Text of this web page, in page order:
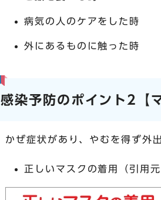
病気の人のケアをした時
外にあるものに触った時
感染予防のポイント2【
かぜ症状があり、やむを得ず外
正しいマスクの着用（引用